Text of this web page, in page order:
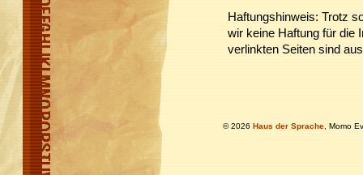
Haftungshinweis: Trotz
wir keine Haftung für die
verlinkten Seiten sind
© 2026 Haus der Sprache , Momo